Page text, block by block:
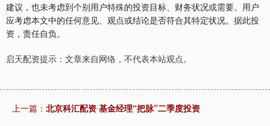
建议，也未考虑到个别用户特殊的投资目标、财务状况或需要。用户
应考虑本文中的任何意见、观点或结论是否符合其特定状况。据此投
资，责任自负。
启天配资提示：文章来自网络，不代表本站观点。
上一篇： 北京科汇配资 基金经理“把脉”二季度投资